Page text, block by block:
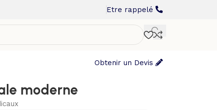
Etre rappelé
Obtenir un Devis
moderne